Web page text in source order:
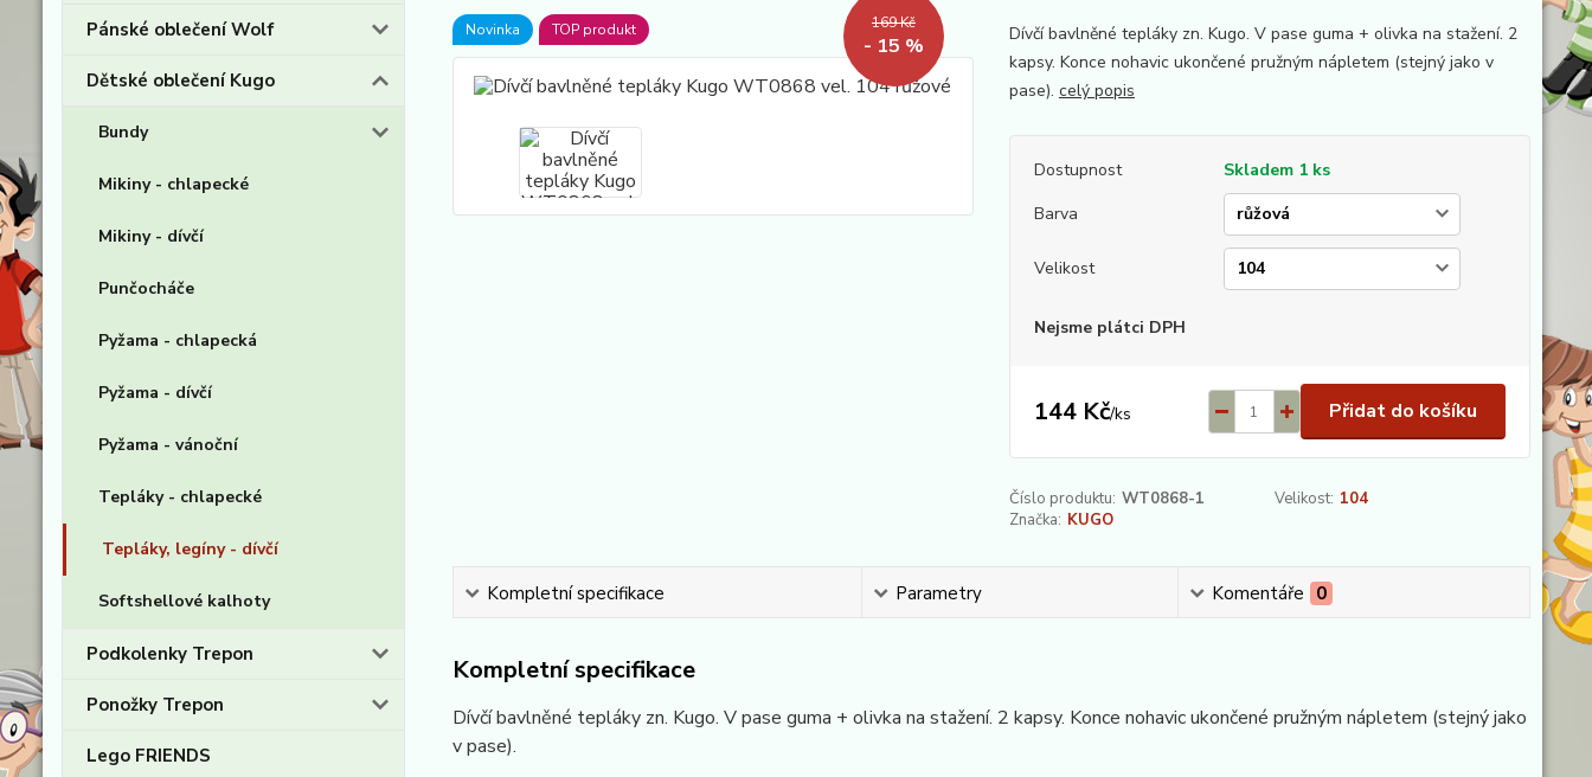
Pánské oblečení Wolf
Dětské oblečení Kugo
Bundy
Mikiny - chlapecké
Mikiny - dívčí
Punčocháče
Pyžama - chlapecká
Pyžama - dívčí
Pyžama - vánoční
Tepláky - chlapecké
Tepláky, legíny - dívčí
Softshellové kalhoty
Podkolenky Trepon
Ponožky Trepon
Lego FRIENDS
Novinka TOP produkt 169 Kč
- 15 %
Dívčí bavlněné tepláky zn. Kugo. V pase guma + olivka na stažení. 2
kapsy. Konce nohavic ukončené pružným nápletem (stejný jako v
pase). celý popis
Dostupnost
Skladem 1 ks
Barva
Velikost
Nejsme plátci DPH
144 Kč/ks Přidat do košíku
Číslo produktu: WT0868-1 Velikost: 104
Značka: KUGO
Kompletní specifikace Parametry Komentáře 0
Kompletní specifikace
Dívčí bavlněné tepláky zn. Kugo. V pase guma + olivka na stažení. 2 kapsy. Konce nohavic ukončené pružným nápletem (stejný jako
v pase).